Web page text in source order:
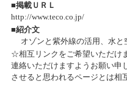
■掲載ＵＲＬ
http://www.teco.co.jp/
■紹介文
オゾンと紫外線の活用、水と
☆相互リンクをご希望いただけ
連絡いただけますようお願い申
させると思われるページとは相